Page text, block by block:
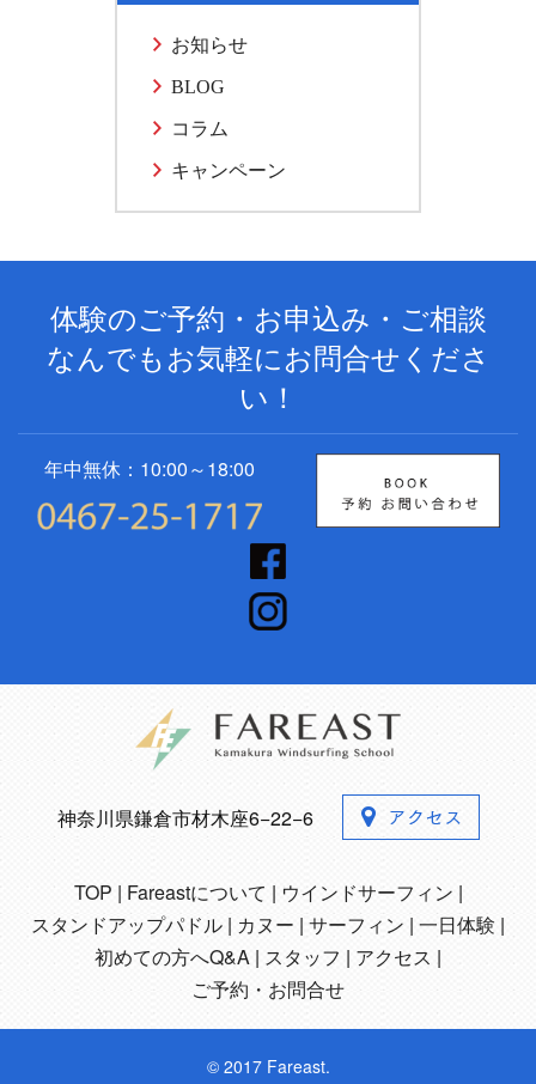
お知らせ
BLOG
コラム
キャンペーン
体験のご予約・お申込み・ご相談
なんでもお気軽にお問合せくださ
い！
年中無休：10:00～18:00
神奈川県鎌倉市材木座6−22−6
TOP Fareastについて
ウインドサーフィン
スタンドアップパドル
カヌー サーフィン 一日体験
初めての方へQ&A スタッフ
アクセス
ご予約・お問合せ
© 2017 Fareast.